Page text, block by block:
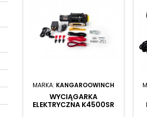
MARKA: KANGAROOWINCH
WYCIĄGARKA
ELEKTRYCZNA K4500SR